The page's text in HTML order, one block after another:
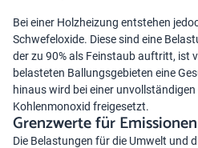
Bei einer Holzheizung entstehen
Schwefeloxide. Diese sind eine
der zu 90% als Feinstaub auftritt, ist
belasteten Ballungsgebieten eine
hinaus wird bei einer
Kohlenmonoxid freigesetzt.
Grenzwerte für
Die Belastungen für die Umwelt und